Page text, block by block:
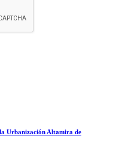
Urbanización Altamira de